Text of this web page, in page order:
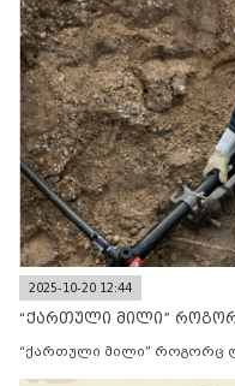
2025-10-20 12:44
“ქართული მილი”
“ქართული მილი” როგორც